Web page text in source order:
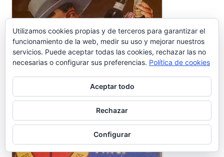
Utilizamos cookies propias y de terceros para garantizar el
funcionamiento de la web, medir su uso y mejorar nuestros
servicios. Puede aceptar todas las cookies, rechazar las no
necesarias o configurar sus preferencias. Política de cookies
Aceptar todo
Rechazar
Configurar